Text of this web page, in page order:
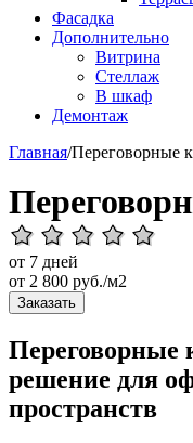
Фасадка
Дополнительно
Витрина
Стеллаж
В шкаф
Демонтаж
Главная/Переговорные
от 7 дней
от 2 800 руб./м2
Заказать
Переговорные
решение для
пространств